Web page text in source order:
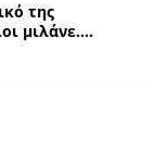
της
μιλάνε….